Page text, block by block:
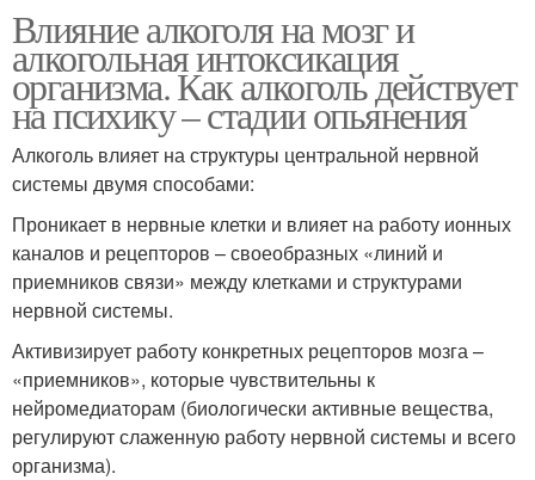
Влияние алкоголя на мозг и
алкогольная интоксикация
организма. Как алкоголь действует
на психику – стадии опьянения
Алкоголь влияет на структуры центральной нервной
системы двумя способами:
Проникает в нервные клетки и влияет на работу ионных
каналов и рецепторов – своеобразных «линий и
приемников связи» между клетками и структурами
нервной системы.
Активизирует работу конкретных рецепторов мозга –
«приемников», которые чувствительны к
нейромедиаторам (биологически активные вещества,
регулируют слаженную работу нервной системы и всего
организма).